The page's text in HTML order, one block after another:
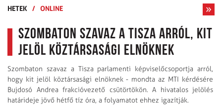
HETEK / ONLINE
Szombaton szavaz a Tisza arról, kit
jelöl köztársasági elnöknek
Szombaton szavaz a Tisza parlamenti képviselőcsoportja arról,
hogy kit jelöl köztársasági elnöknek - mondta az MTI kérdésére
Bujdosó Andrea frakcióvezető csütörtökön. A hivatalos jelölés
határideje jövő hétfő tíz óra, a folyamatot ehhez igazítják.